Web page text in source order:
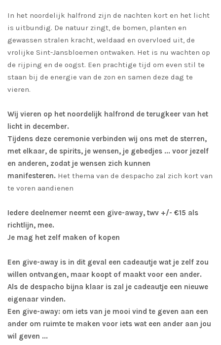
In het noordelijk halfrond zijn de nachten kort en het licht
is uitbundig. De natuur zingt, de bomen, planten en
gewassen stralen kracht, weldaad en overvloed uit, de
vrolijke Sint-Jansbloemen ontwaken. Het is nu wachten op
de rijping en de oogst. Een prachtige tijd om even stil te
staan bij de energie van de zon en samen deze dag te
vieren.
Wij vieren op het noordelijk halfrond de terugkeer van het
licht in december.
Tijdens deze ceremonie verbinden wij ons met de sterren,
met elkaar, de spirits, je wensen, je gebedjes ... voor jezelf
en anderen, zodat je wensen zich kunnen
manifesteren. Het thema van de despacho zal zich kort van
te voren aandienen
Iedere deelnemer neemt een give-away, twv +/- €15 als
richtlijn, mee.
Je mag het zelf maken of kopen
Een give-away is in dit geval een cadeautje wat je zelf zou
willen ontvangen, maar koopt of maakt voor een ander.
Als de despacho bijna klaar is zal je cadeautje een nieuwe
eigenaar vinden.
Een give-away: om iets van je mooi vind te geven aan een
ander om ruimte te maken voor iets wat een ander aan jou
wil geven ...